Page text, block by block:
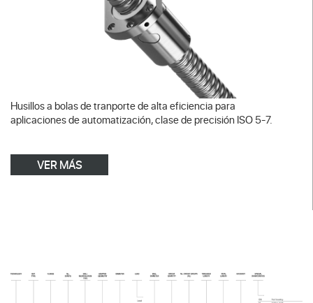
Husillos a bolas de tranporte de alta eficiencia para
aplicaciones de automatización, clase de precisión ISO 5-7.
VER MÁS